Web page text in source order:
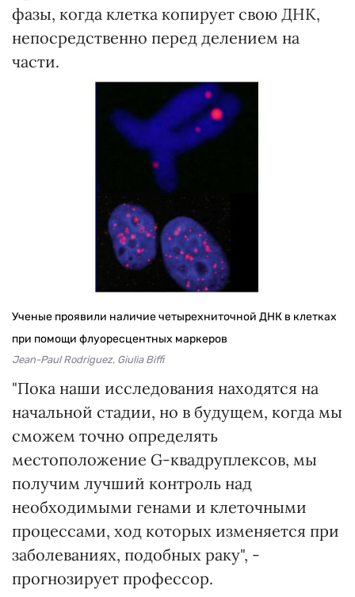
фазы, когда клетка копирует свою ДНК,
непосредственно перед делением на
части.
Ученые проявили наличие четырехниточной ДНК в клетках
при помощи флуоресцентных маркеров
Jean-Paul Rodriguez, Giulia Biffi
"Пока наши исследования находятся на
начальной стадии, но в будущем, когда мы
сможем точно определять
местоположение G-квадруплексов, мы
получим лучший контроль над
необходимыми генами и клеточными
процессами, ход которых изменяется при
заболеваниях, подобных раку", -
прогнозирует профессор.